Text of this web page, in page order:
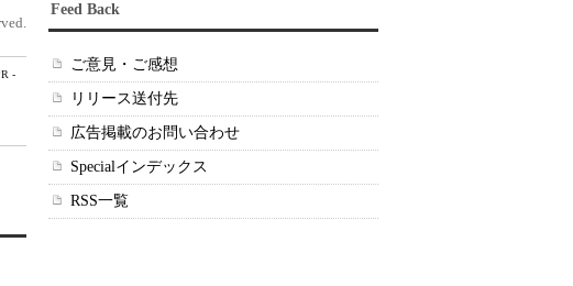
-
Feed Back
ご意見・ご感想
リリース送付先
広告掲載のお問い合わせ
Specialインデックス
RSS一覧